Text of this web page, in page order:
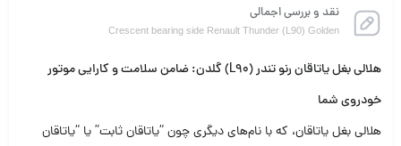
نقد و بررسی اجمالی
Crescent bearing side Renault Thunder (L90) Golden
هلالی بغل یاتاقان رنو تندر (L90) گلدن: ضامن سلامت و کارایی موتور
خودروی شما
هلالی بغل یاتاقان، که با نام‌های دیگری چون “یاتاقان ثابت” یا “یاتاقان